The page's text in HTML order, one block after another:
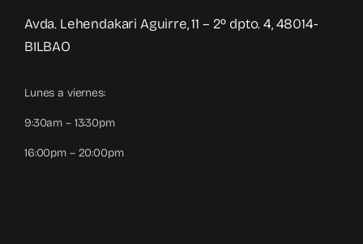
Avda. Lehendakari Aguirre, 11 – 2º dpto. 4, 48014-
BILBAO
Lunes a viernes:
9:30am – 13:30pm
16:00pm – 20:00pm